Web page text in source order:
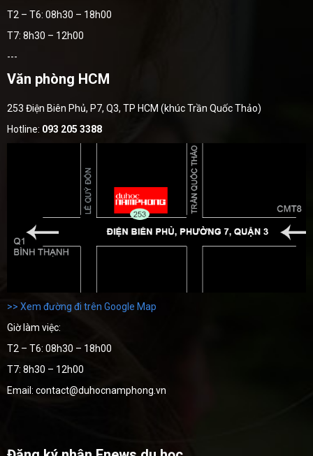
T2 – T6: 08h30 – 18h00
T7: 8h30 – 12h00
---
Văn phòng HCM
253 Điện Biên Phủ, P7, Q3, TP HCM (khúc Trần Quốc Thảo)
Hotline: 093 205 3388
>> Xem đường đi trên Google Map
Giờ làm việc:
T2 – T6: 08h30 – 18h00
T7: 8h30 – 12h00
Email: contact@duhocnamphong.vn